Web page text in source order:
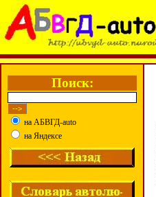
Поиск:
на АБВГД-auto
на Яндексе